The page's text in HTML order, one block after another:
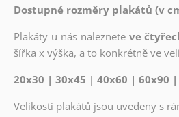
Dostupné rozměry plakátů (v
Plakáty u nás naleznete ve
šířka x výška, a to konkrétně ve
20x30 | 30x45 | 40x60 | 60x90 |
Velikosti plakátů jsou uvedeny s